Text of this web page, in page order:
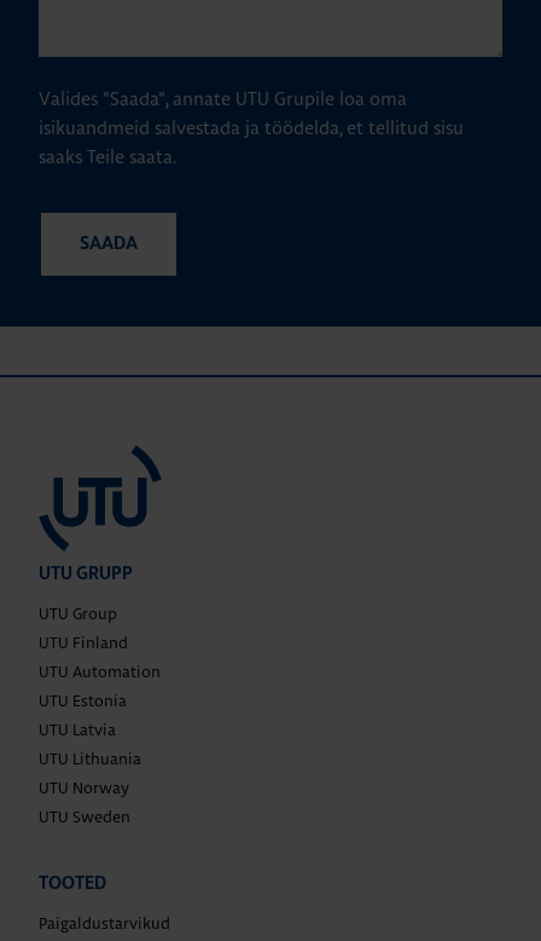
Valides "Saada", annate UTU Grupile loa oma
isikuandmeid salvestada ja töödelda, et tellitud sisu
saaks Teile saata.
UTU GRUPP
UTU Group
UTU Finland
UTU Automation
UTU Estonia
UTU Latvia
UTU Lithuania
UTU Norway
UTU Sweden
TOOTED
Paigaldustarvikud